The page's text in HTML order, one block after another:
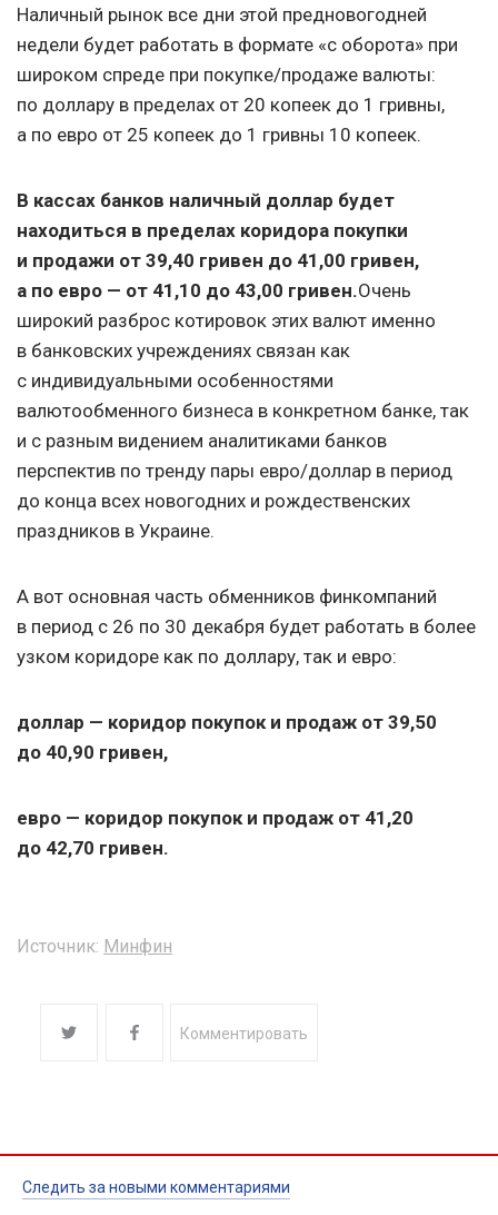
Наличный рынок все дни этой предновогодней
недели будет работать в формате «с оборота» при
широком спреде при покупке/продаже валюты:
по доллару в пределах от 20 копеек до 1 гривны,
а по евро от 25 копеек до 1 гривны 10 копеек.
В кассах банков наличный доллар будет
находиться в пределах коридора покупки
и продажи от 39,40 гривен до 41,00 гривен,
а по евро — от 41,10 до 43,00 гривен.Очень
широкий разброс котировок этих валют именно
в банковских учреждениях связан как
с индивидуальными особенностями
валютообменного бизнеса в конкретном банке, так
и с разным видением аналитиками банков
перспектив по тренду пары евро/доллар в период
до конца всех новогодних и рождественских
праздников в Украине.
А вот основная часть обменников финкомпаний
в период с 26 по 30 декабря будет работать в более
узком коридоре как по доллару, так и евро:
доллар — коридор покупок и продаж от 39,50
до 40,90 гривен,
евро — коридор покупок и продаж от 41,20
до 42,70 гривен.
Источник: Минфин
Комментировать
Следить за новыми комментариями